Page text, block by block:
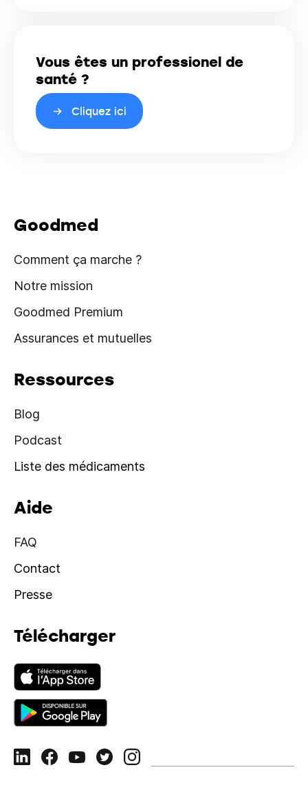
Vous êtes un professionel de
santé ?
Cliquez ici
Goodmed
Comment ça marche ?
Notre mission
Goodmed Premium
Assurances et mutuelles
Ressources
Blog
Podcast
Liste des médicaments
Aide
FAQ
Contact
Presse
Télécharger